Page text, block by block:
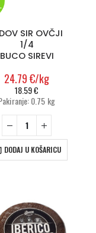
SIR OVČJI
1/4
BUCO SIREVI
24.79€/kg
18.59€
0.75 kg
DODAJ U KOŠARICU